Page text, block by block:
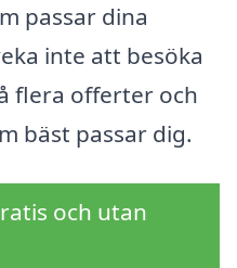
passar dina
inte att besöka
flera offerter och
bäst passar dig.
och utan